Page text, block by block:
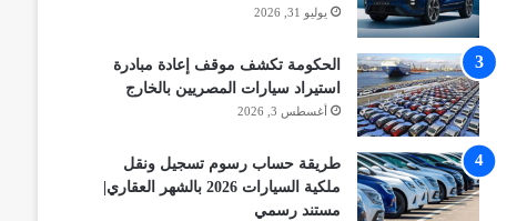
يوليو 31, 2026
الحكومة تكشف موقف إعادة مبادرة
استيراد سيارات المصريين بالخارج
أغسطس 3, 2026
طريقة حساب رسوم تسجيل ونقل
ملكية السيارات 2026 بالشهر العقاري|
مستند رسمي